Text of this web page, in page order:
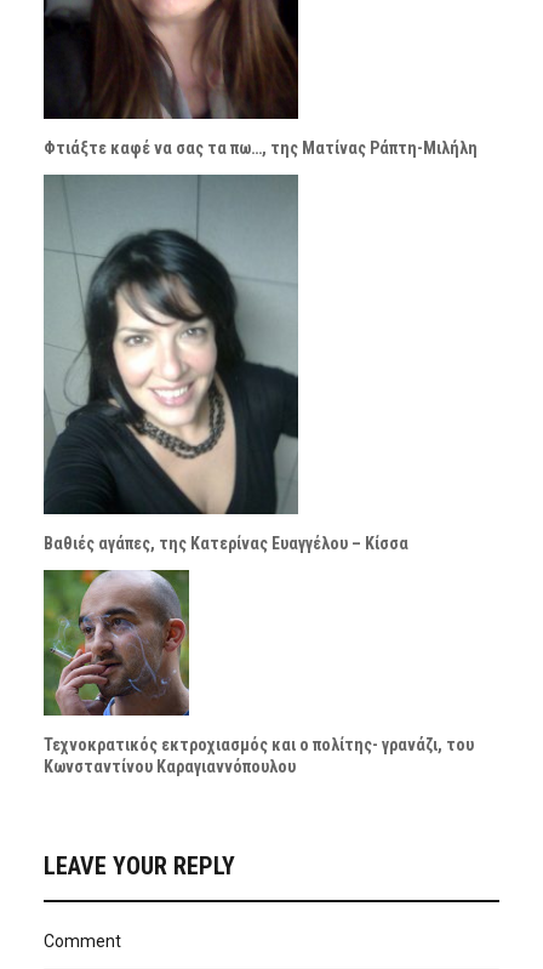
Φτιάξτε καφέ να σας τα πω…, της Ματίνας Ράπτη-Μιλήλη
Βαθιές αγάπες, της Κατερίνας Ευαγγέλου – Κίσσα
Τεχνοκρατικός εκτροχιασμός και ο πολίτης- γρανάζι, του
Κωνσταντίνου Καραγιαννόπουλου
LEAVE YOUR REPLY
Comment